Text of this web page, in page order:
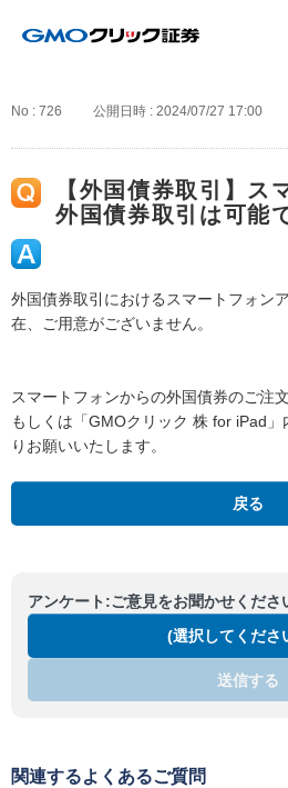
No : 726 公開日時 : 2024/07/27 17:00
【外国債券取引】ス
外国債券取引は可能
外国債券取引におけるスマートフォン
在、ご用意がございません。
スマートフォンからの外国債券のご注
もしくは「GMOクリック 株 for iPad
りお願いいたします。
戻る
アンケート:ご意見をお聞かせくださ
(選択してくださ
送信する
関連するよくあるご質問